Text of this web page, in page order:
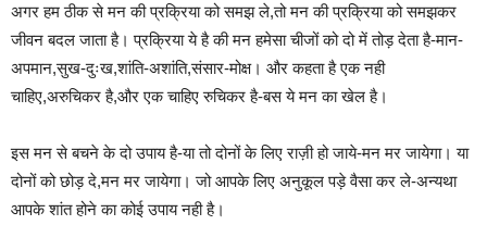
अगर हम ठीक से मन की प्रक्रिया को समझ ले,तो मन की प्रक्रिया को समझकर
जीवन बदल जाता है। प्रक्रिया ये है की मन हमेसा चीजों को दो में तोड़ देता है-मान-
अपमान,सुख-दुःख,शांति-अशांति,संसार-मोक्ष। और कहता है एक नही
चाहिए,अरुचिकर है,और एक चाहिए रुचिकर है-बस ये मन का खेल है।
इस मन से बचने के दो उपाय है-या तो दोनों के लिए राज़ी हो जाये-मन मर जायेगा। या
दोनों को छोड़ दे,मन मर जायेगा। जो आपके लिए अनुकूल पड़े वैसा कर ले-अन्यथा
आपके शांत होने का कोई उपाय नही है।